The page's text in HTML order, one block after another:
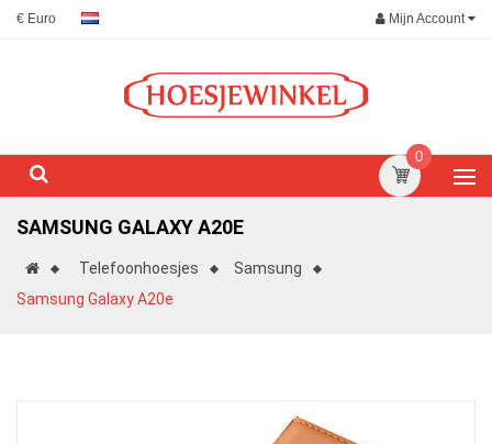
€ Euro Mijn Account
0
SAMSUNG GALAXY A20E
Telefoonhoesjes
Samsung
Samsung Galaxy A20e